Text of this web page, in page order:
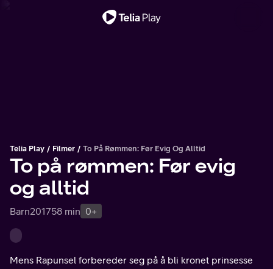
Telia Play Filmer To På Rømmen: Før Evig Og Alltid
To på rømmen: Før evig
og alltid
Barn201758 min 0+
Mens Rapunsel forbereder seg på å bli kronet prinsesse